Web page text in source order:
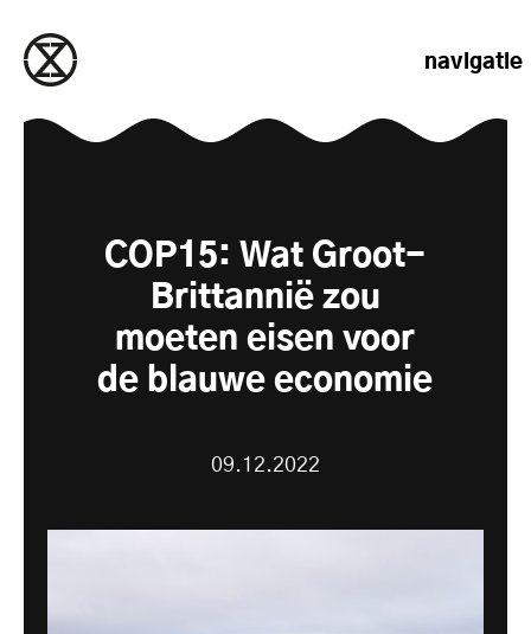
navigatie
COP15: Wat Groot-
Brittannië zou
moeten eisen voor
de blauwe economie
09.12.2022